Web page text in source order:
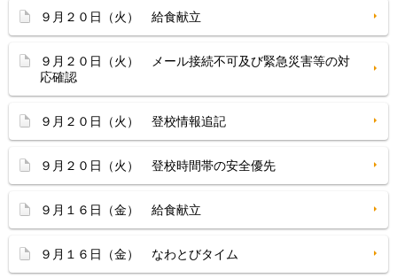
９月２０日（火） 給食献立
９月２０日（火） メール接続不可及び緊急災害等の対
応確認
９月２０日（火） 登校情報追記
９月２０日（火） 登校時間帯の安全優先
９月１６日（金） 給食献立
９月１６日（金） なわとびタイム